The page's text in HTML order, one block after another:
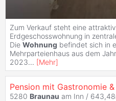
Zum Verkauf steht eine
Erdgeschosswohnung in
Die Wohnung befindet sich in
Mehrparteienhaus aus dem
2023... [Mehr]
5280 Braunau am Inn /